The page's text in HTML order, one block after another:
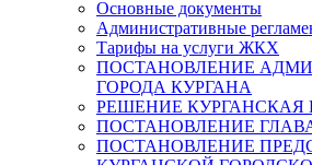
Основные документы
Административные
Тарифы на услуги ЖКХ
ПОСТАНОВЛЕНИЕ
ГОРОДА КУРГАНА
РЕШЕНИЕ КУРГАНСКАЯ
ПОСТАНОВЛЕНИЕ
ПОСТАНОВЛЕНИЕ